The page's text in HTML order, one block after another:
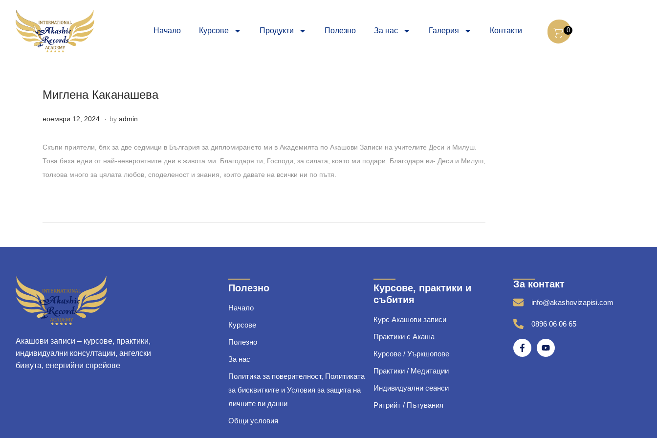
Начало Курсове Продукти Полезно За нас Галерия Контакти 0
Миглена Каканашева
P
s
t
e
ноември 12, 2024
д
к
е
м
0
2
. by admin
Скъпи приятели, бях за две седмици в България за дипломирането ми в Академията по Акашови Записи на учителите Деси и Милуш.
Това бяха едни от най-невероятните дни в живота ми. Благодаря ти, Господи, за силата, която ми подари. Благодаря ви- Деси и Милуш,
толкова много за цялата любов, споделеност и знания, които давате на всички ни по пътя.
Акашови записи – курсове, практики,
индивидуални консултации, ангелски
бижута, енергийни спрейове
Полезно
Начало
Курсове
Полезно
За нас
Политика за поверителност, Политиката
за бисквитките и Условия за защита на
личните ви данни
Общи условия
Курсове, практики и
събития
Курс Акашови записи
Практики с Акаша
Курсове / Уъркшопове
Практики / Медитации
Индивидуални сеанси
Ритрийт / Пътувания
За контакт
info@akashovizapisi.com
0896 06 06 65